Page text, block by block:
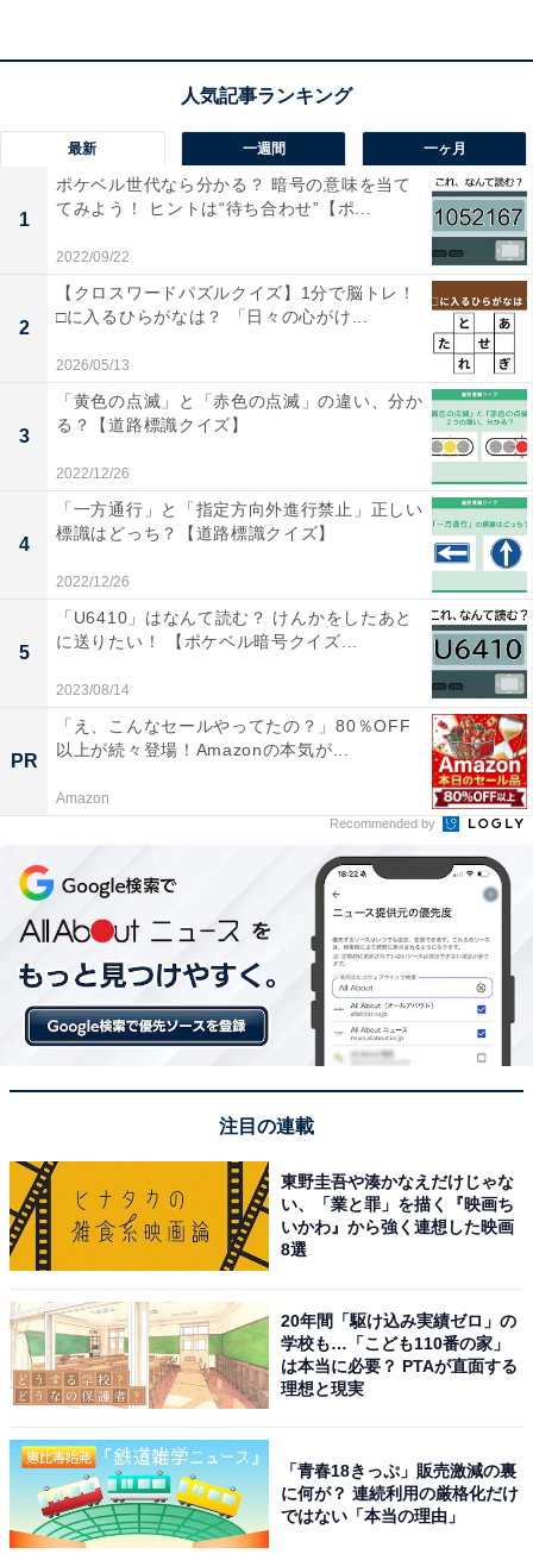
【クロスワードパズルクイズ】1分ですっきり！
空欄に共通する2文字は？日常を表す言葉がヒン
最新 一週間 一ヶ月
1
ポケベル世代なら分かる？ 暗号の意味を当て
てみよう！ ヒントは“待ち合わせ”【ポ...
2022/09/22
2
【クロスワードパズルクイズ】1分で脳トレ！
□に入るひらがなは？ 「日々の心がけ...
2026/05/13
3
「黄色の点滅」と「赤色の点滅」の違い、分か
る？【道路標識クイズ】
2022/12/26
4
「一方通行」と「指定方向外進行禁止」正しい
標識はどっち？【道路標識クイズ】
2022/12/26
5
「U6410」はなんて読む？ けんかをしたあと
に送りたい！ 【ポケベル暗号クイズ...
2023/08/14
PR
「え、こんなセールやってたの？」80％OFF
以上が続々登場！Amazonの本気が...
Amazon
Recommended by
注目の連載
東野圭吾や湊かなえだけじゃな
い、「業と罪」を描く『映画ち
いかわ』から強く連想した映画
8選
20年間「駆け込み実績ゼロ」の
学校も…「こども110番の家」
は本当に必要？ PTAが直面する
理想と現実
「青春18きっぷ」販売激減の裏
に何が？ 連続利用の厳格化だけ
ではない「本当の理由」